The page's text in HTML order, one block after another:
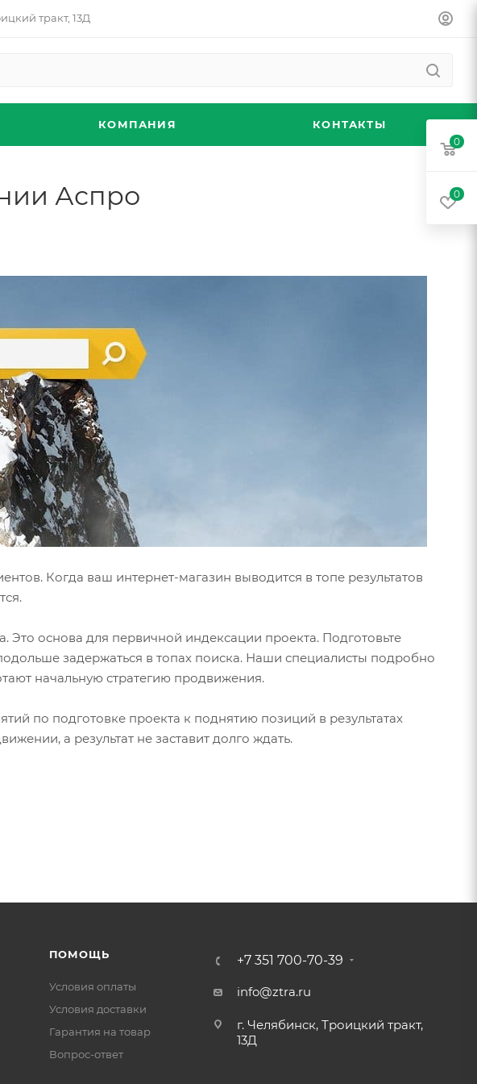
тракт, 13Д
КОМПАНИЯ КОНТАКТЫ
Аспро
Когда ваш интернет-магазин выводится в топе результатов
основа для первичной индексации проекта. Подготовьте
задержаться в топах поиска. Наши специалисты подробно
начальную стратегию продвижения.
по подготовке проекта к поднятию позиций в результатах
а результат не заставит долго ждать.
ПОМОЩЬ
Условия оплаты
Условия доставки
Гарантия на товар
Вопрос-ответ
+7 351 700-70-39
info@ztra.ru
г. Челябинск, Троицкий тракт,
13Д
0
0